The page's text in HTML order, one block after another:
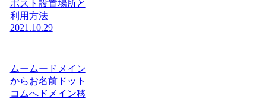
ポスト設置場所と
利用方法
2021.10.29
ムームードメイン
からお名前ドット
コムへドメイン移